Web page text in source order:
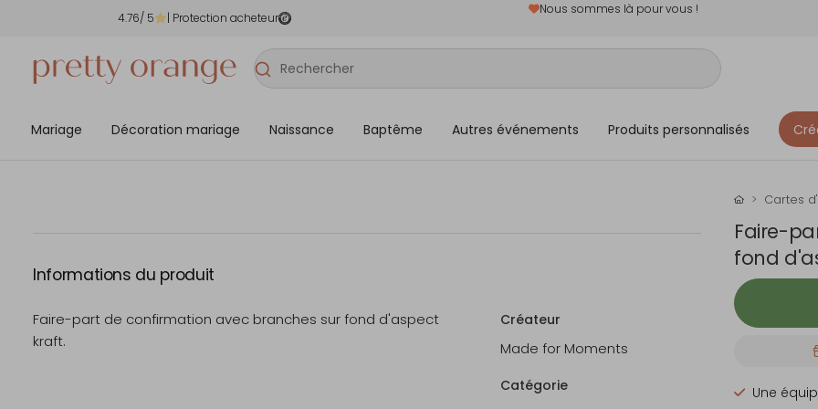
4.76/ 5 | Protection acheteur
Nous sommes là pour vous !
Mariage Décoration mariage Naissance Baptême Autres événements Produits personnalisés
Informations du produit
Faire-part de confirmation avec branches sur fond d'aspect
kraft.
Créateur
Made for Moments
Catégorie
Cartes
Faire-
fond
Une